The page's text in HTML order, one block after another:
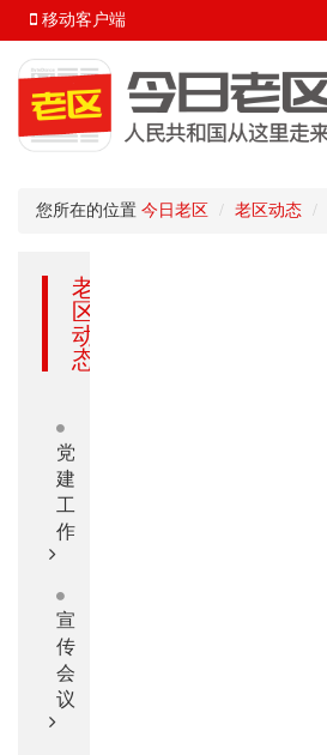
移动客户端
您所在的位置 今日老区 老区动态
老
区
动
态
党
建
工
作
宣
传
会
议